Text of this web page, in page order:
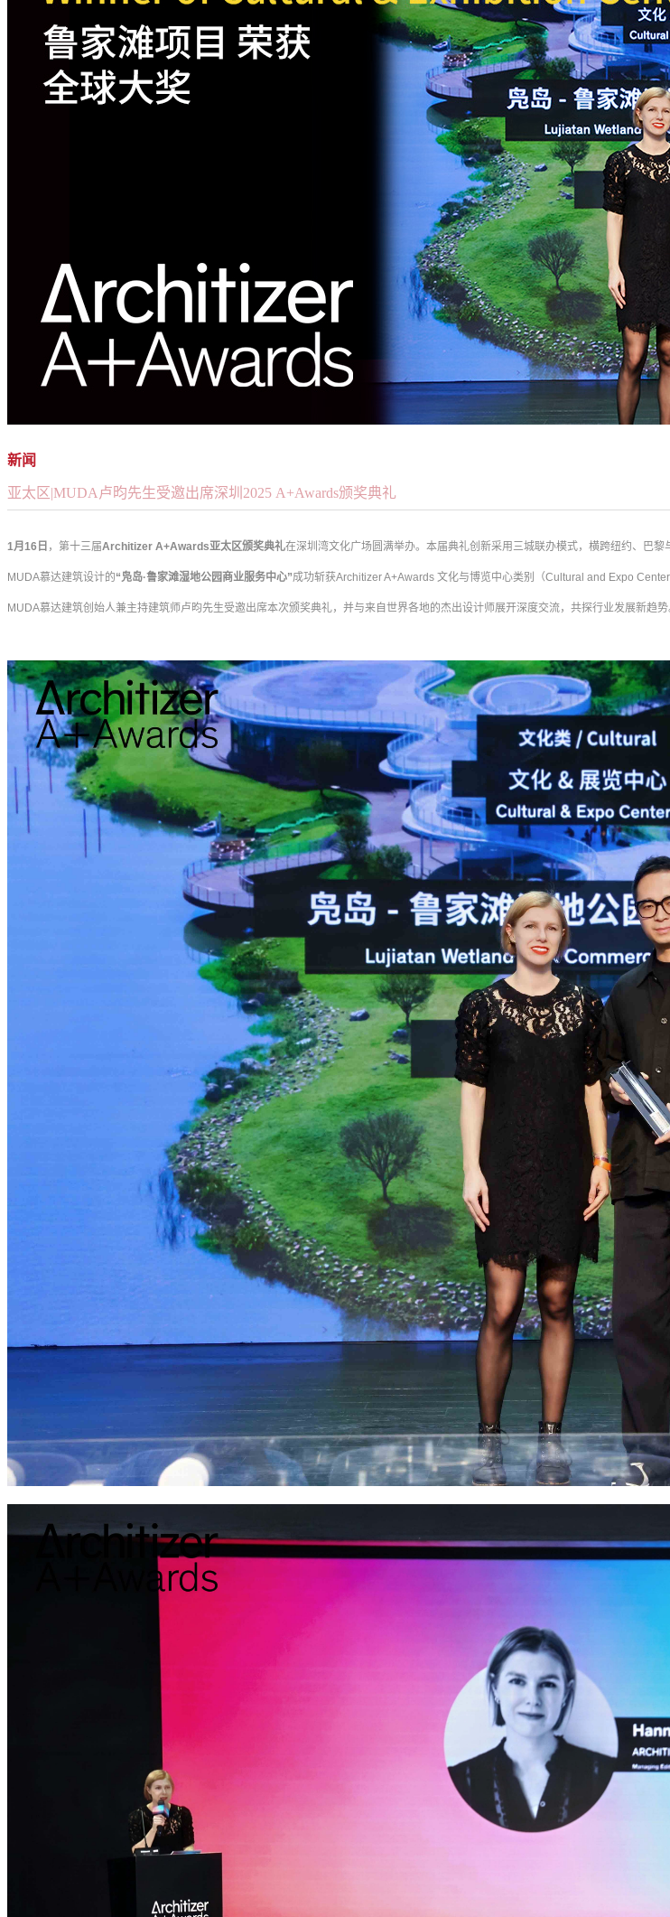
新闻
亚太区|MUDA卢昀先生受邀出席深圳2025 A+Awards颁奖典礼
1月16日 ，第十三届Architizer A+Awards亚太区颁奖典礼在深圳湾文化广场圆满举办。本届典礼创新采用三城联办模式，横跨纽约、巴
MUDA慕达建筑设计的“凫岛·鲁家滩湿地公园商业服务中心”成功斩获ArchitizerA+Awards 文化与博览中心类别（Cultural and Expo
MUDA慕达建筑创始人兼主持建筑师卢昀先生受邀出席本次颁奖典礼，并与来自世界各地的杰出设计师展开深度交流，共探行业发展新趋势